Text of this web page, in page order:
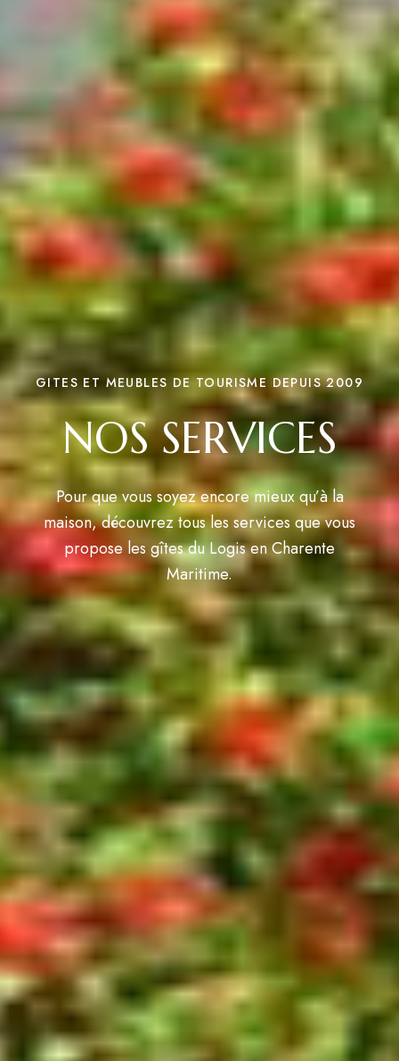
GITES ET MEUBLES DE TOURISME DEPUIS 2009
NOS SERVICES
Pour que vous soyez encore mieux qu’à la
maison, découvrez tous les services que vous
propose les gîtes du Logis en Charente
Maritime.